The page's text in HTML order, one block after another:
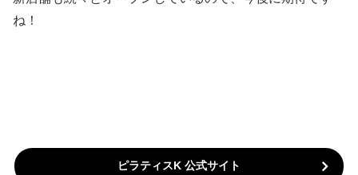
ね！
ピラティスK 公式サイト